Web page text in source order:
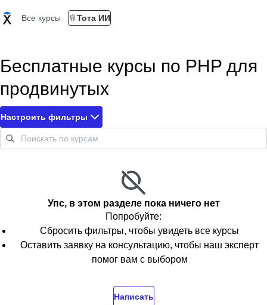
Все курсы Тота ИИ
Бесплатные курсы по PHP для
продвинутых
Настроить фильтры
Упс, в этом разделе пока ничего нет
Попробуйте:
Сбросить фильтры, чтобы увидеть все курсы
Оставить заявку на консультацию, чтобы наш эксперт
помог вам с выбором
Написать